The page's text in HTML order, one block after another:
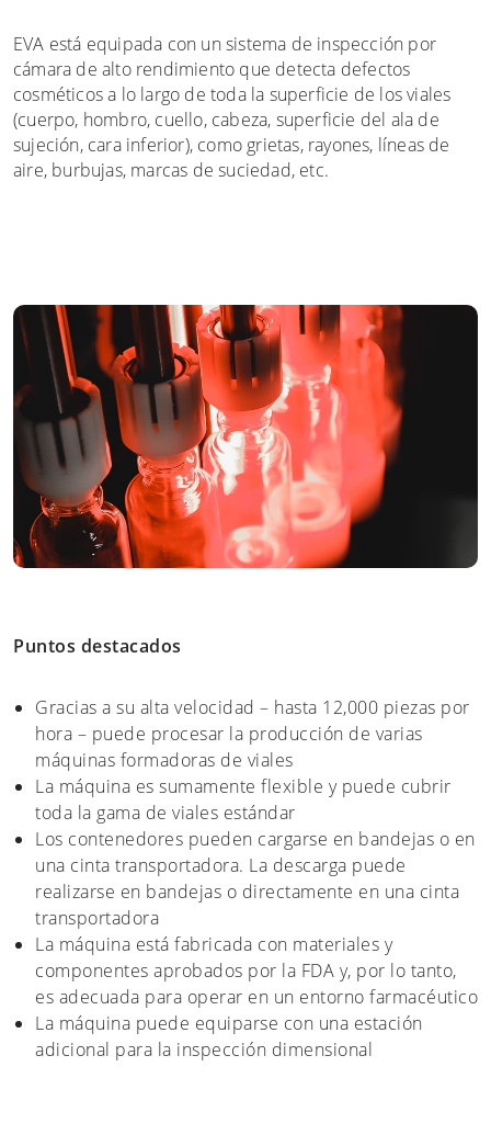
EVA está equipada con un sistema de inspección por
cámara de alto rendimiento que detecta defectos
cosméticos a lo largo de toda la superficie de los viales
(cuerpo, hombro, cuello, cabeza, superficie del ala de
sujeción, cara inferior), como grietas, rayones, líneas de
aire, burbujas, marcas de suciedad, etc.
Puntos destacados
Gracias a su alta velocidad – hasta 12,000 piezas por
hora – puede procesar la producción de varias
máquinas formadoras de viales
La máquina es sumamente flexible y puede cubrir
toda la gama de viales estándar
Los contenedores pueden cargarse en bandejas o en
una cinta transportadora. La descarga puede
realizarse en bandejas o directamente en una cinta
transportadora
La máquina está fabricada con materiales y
componentes aprobados por la FDA y, por lo tanto,
es adecuada para operar en un entorno farmacéutico
La máquina puede equiparse con una estación
adicional para la inspección dimensional